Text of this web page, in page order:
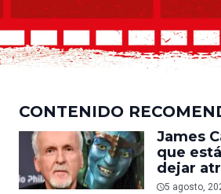
CONTENIDO
James
que
dejar
trabajar
5 agosto,